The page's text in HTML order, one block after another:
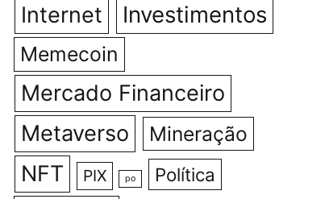
Internet Investimentos
Memecoin
Mercado Financeiro
Metaverso
Mineração
NFT PIX po Política